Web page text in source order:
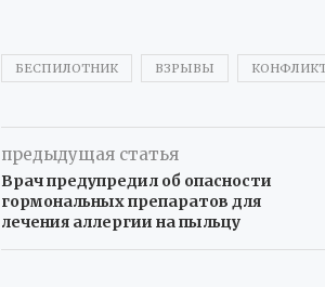
БЕСПИЛОТНИК ВЗРЫВЫ
предыдущая статья
Врач предупредил об опасности
гормональных препаратов для
лечения аллергии на пыльцу